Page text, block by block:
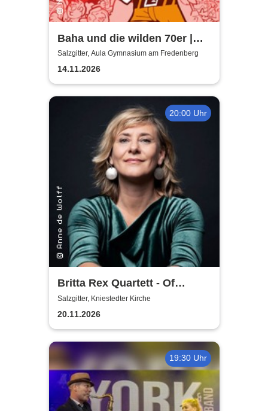
Baha und die wilden 70er |
Aula Gymnasium am
Fredenberg
Salzgitter, Aula Gymnasium am Fredenberg
14.11.2026
20:00 Uhr
Britta Rex Quartett - Of
Witches, Queens & Heroines
Salzgitter, Kniestedter Kirche
20.11.2026
19:30 Uhr